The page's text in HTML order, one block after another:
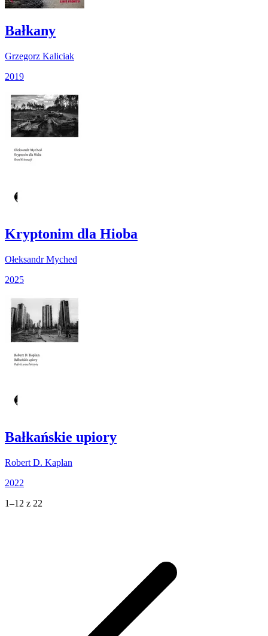
Bałkany
Grzegorz Kaliciak
2019
Kryptonim dla Hioba
Ołeksandr Myched
2025
Bałkańskie upiory
Robert D. Kaplan
2022
1–12 z 22